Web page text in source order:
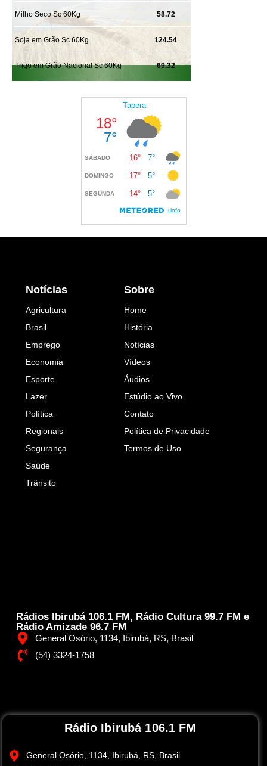
Rádios Ibirubá 106.1 FM, Rádio Cultura 99.7 FM e
Rádio Amizade 96.7 FM
General Osório, 1134, Ibirubá, RS, Brasil
(54) 3324-1758
Notícias
Agricultura
Brasil
Emprego
Economia
Esporte
Lazer
Política
Regionais
Segurança
Saúde
Trânsito
Sobre
Home
História
Notícias
Vídeos
Áudios
Estúdio ao Vivo
Contato
Política de Privacidade
Termos de Uso
Rádio Ibirubá 106.1 FM
General Osório, 1134, Ibirubá, RS, Brasil